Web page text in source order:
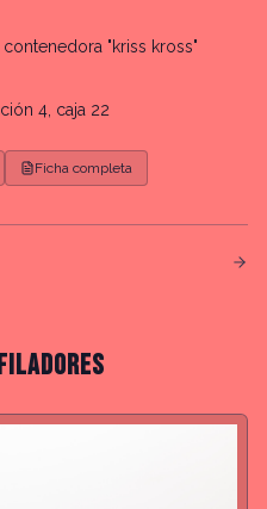
"kriss kross"
4, caja 22
Ficha completa